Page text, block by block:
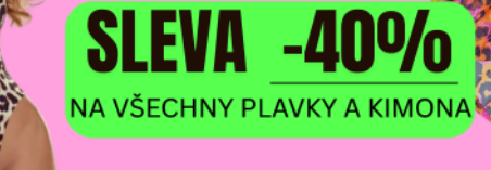
VÁM
produktů
DOPRAVA
na adresu nebo pobočku
Zásilkovny